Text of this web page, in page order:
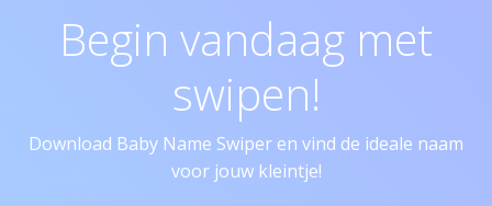
Begin vandaag met
swipen!
Download Baby Name Swiper en vind de ideale naam
voor jouw kleintje!